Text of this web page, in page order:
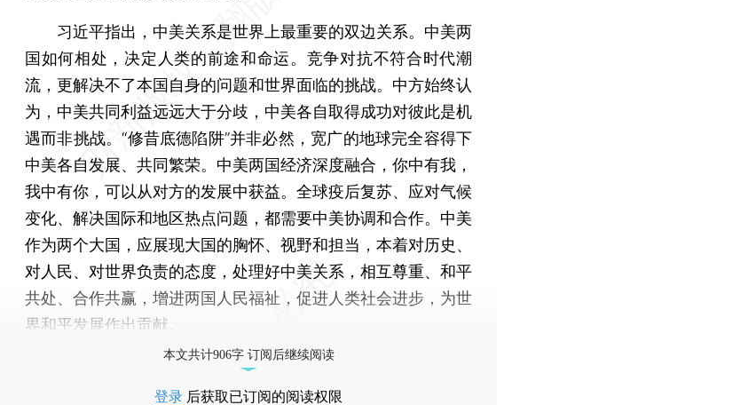
习近平指出，中美关系是世界上最重要的双边关系。中美两
国如何相处，决定人类的前途和命运。竞争对抗不符合时代潮
流，更解决不了本国自身的问题和世界面临的挑战。中方始终认
为，中美共同利益远远大于分歧，中美各自取得成功对彼此是机
遇而非挑战。“修昔底德陷阱”并非必然，宽广的地球完全容得下
中美各自发展、共同繁荣。中美两国经济深度融合，你中有我，
我中有你，可以从对方的发展中获益。全球疫后复苏、应对气候
变化、解决国际和地区热点问题，都需要中美协调和合作。中美
作为两个大国，应展现大国的胸怀、视野和担当，本着对历史、
对人民、对世界负责的态度，处理好中美关系，相互尊重、和平
共处、合作共赢，增进两国人民福祉，促进人类社会进步，为世
界和平发展作出贡献。
本文共计906字 订阅后继续阅读
登录 后获取已订阅的阅读权限